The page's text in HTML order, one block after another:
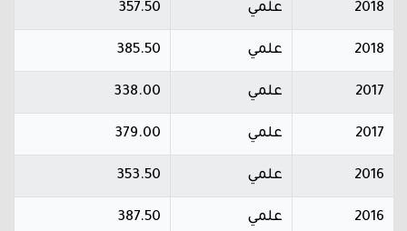
2018 علمي 357.50
2018 علمي 385.50
2017 علمي 338.00
2017 علمي 379.00
2016 علمي 353.50
2016 علمي 387.50